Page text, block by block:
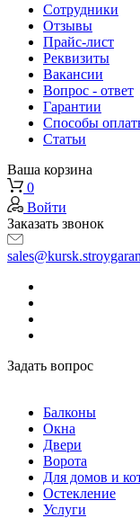
Сотрудники
Отзывы
Прайс-лист
Реквизиты
Вакансии
Вопрос - ответ
Гарантии
Способы
Статьи
Ваша корзина
0
Войти
Заказать звонок
Задать вопрос
Балконы
Окна
Двери
Ворота
Для домов и
Остекление
Услуги